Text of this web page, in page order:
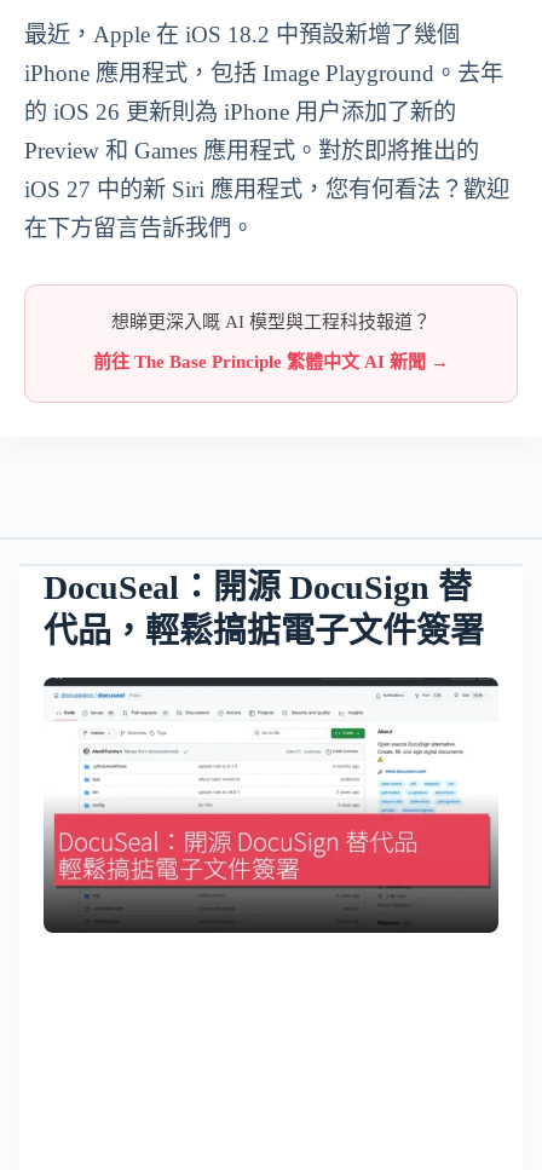
最近，Apple 在 iOS 18.2 中預設新增了幾個
iPhone 應用程式，包括 Image Playground。去年
的 iOS 26 更新則為 iPhone 用户添加了新的
Preview 和 Games 應用程式。對於即將推出的
iOS 27 中的新 Siri 應用程式，您有何看法？歡迎
在下方留言告訴我們。
想睇更深入嘅 AI 模型與工程科技報道？
前往 The Base Principle 繁體中文 AI 新聞 →
DocuSeal：開源 DocuSign 替
代品，輕鬆搞掂電子文件簽署